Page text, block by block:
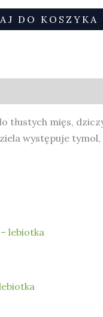
DO KOSZYKA
tłustych mięs,
występuje